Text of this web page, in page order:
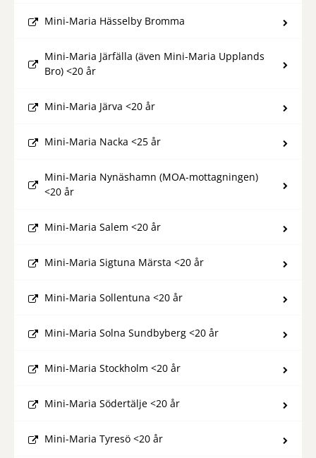
Mini-Maria Hässelby Bromma
Mini-Maria Järfälla (även Mini-Maria Upplands
Bro) <20 år
Mini-Maria Järva <20 år
Mini-Maria Nacka <25 år
Mini-Maria Nynäshamn (MOA-mottagningen)
<20 år
Mini-Maria Salem <20 år
Mini-Maria Sigtuna Märsta <20 år
Mini-Maria Sollentuna <20 år
Mini-Maria Solna Sundbyberg <20 år
Mini-Maria Stockholm <20 år
Mini-Maria Södertälje <20 år
Mini-Maria Tyresö <20 år